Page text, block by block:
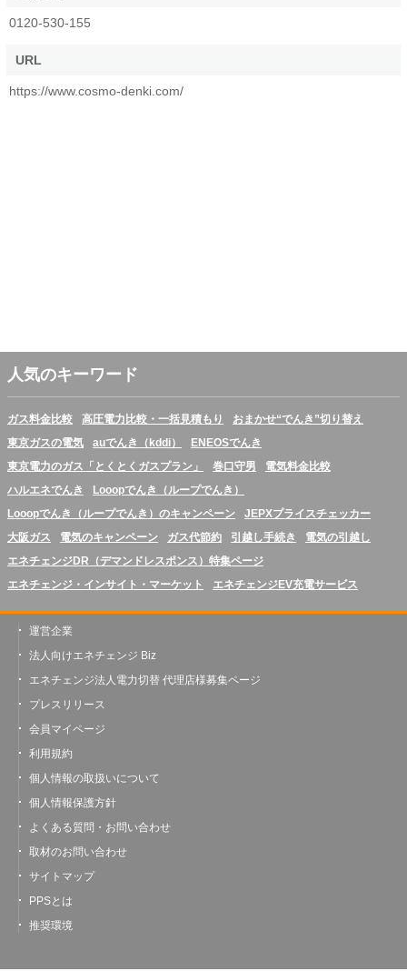
0120-530-155
URL
https://www.cosmo-denki.com/
人気のキーワード
ガス料金比較 高圧電力比較・一括見積もり
おまかせ“でんき”切り替え
東京ガスの電気
auでんき（kddi）
ENEOSでんき
東京電力のガス「とくとくガスプラン」
巻口守男
電気料金比較
ハルエネでんき
Looopでんき（ループでんき）
Looopでんき（ループでんき）のキャンペーン
JEPXプライスチェッカー
大阪ガス
電気のキャンペーン ガス代節約 引越し手続き
電気の引越し
エネチェンジDR（デマンドレスポンス）特集ページ
エネチェンジ・インサイト・マーケット
エネチェンジEV充電サービス
運営企業
法人向けエネチェンジ Biz
エネチェンジ法人電力切替 代理店様募集ページ
プレスリリース
会員マイページ
利用規約
個人情報の取扱いについて
個人情報保護方針
よくある質問・お問い合わせ
取材のお問い合わせ
サイトマップ
PPSとは
推奨環境